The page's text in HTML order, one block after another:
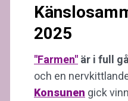
2025
"Farmen" är i full
och en
Konsunen gick